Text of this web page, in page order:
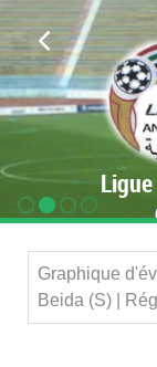
Graphique
Beida (S) |